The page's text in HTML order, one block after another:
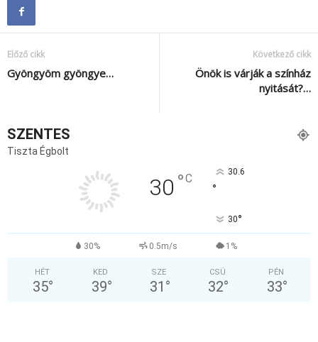
Előző cikk
Gyöngyöm gyöngye…
Következő cikk
Önök is várják a színház
nyitását?…
SZENTES
Tiszta Égbolt
30 °C 30.6
°
30°
30% 0.5m/s 1%
HÉT
35°
KED
39°
SZE
31 °
CSÜ
32°
PÉN
33°